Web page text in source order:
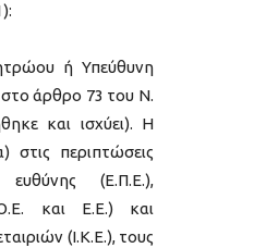
ή Υπεύθυνη
άρθρο 73 του Ν.
και ισχύει). Η
περιπτώσεις
ευθύνης (Ε.Π.Ε.),
και Ε.Ε.) και
(Ι.Κ.Ε.), τους